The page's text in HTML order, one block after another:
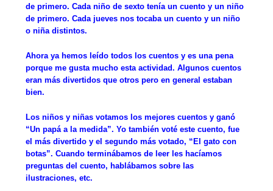
de primero. Cada niño de sexto tenía un cuento y un niño
de primero. Cada jueves nos tocaba un cuento y un niño
o niña distintos.
Ahora ya hemos leído todos los cuentos y es una pena
porque me gusta mucho esta actividad. Algunos cuentos
eran más divertidos que otros pero en general estaban
bien.
Los niños y niñas votamos los mejores cuentos y ganó
“Un papá a la medida”. Yo también voté este cuento, fue
el más divertido y el segundo más votado, “El gato con
botas”. Cuando terminábamos de leer les hacíamos
preguntas del cuento, hablábamos sobre las
ilustraciones, etc.